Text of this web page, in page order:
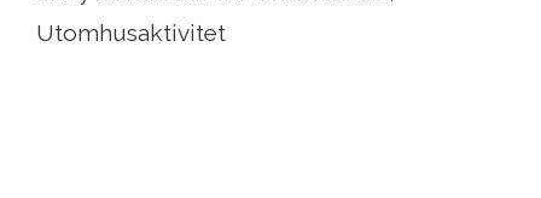
Utomhusaktivitet